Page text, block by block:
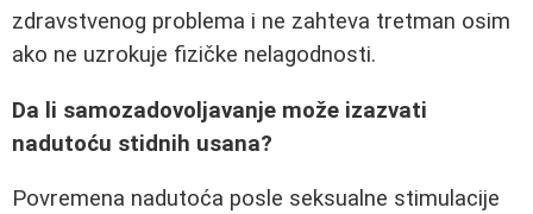
zdravstvenog problema i ne zahteva tretman osim
ako ne uzrokuje fizičke nelagodnosti.
Da li samozadovoljavanje može izazvati
nadutoću stidnih usana?
Povremena nadutoća posle seksualne stimulacije